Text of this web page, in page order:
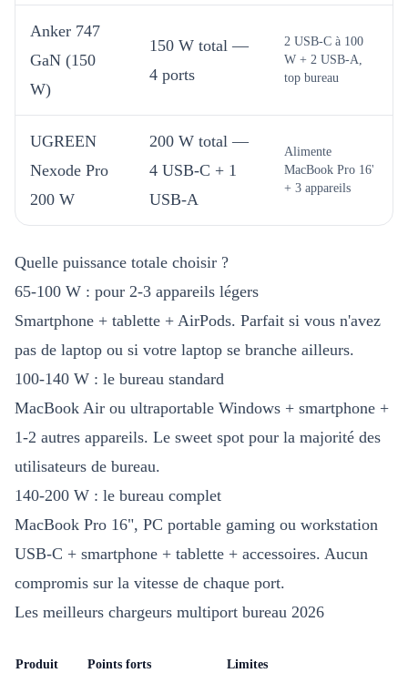
Anker 747
GaN (150
W)
150 W total —
4 ports
2 USB-C à 100
W + 2 USB-A,
top bureau
UGREEN
Nexode Pro
200 W
200 W total —
4 USB-C + 1
USB-A
Alimente
MacBook Pro 16'
+ 3 appareils
Quelle puissance totale choisir ?
65-100 W : pour 2-3 appareils légers
Smartphone + tablette + AirPods. Parfait si vous n'avez
pas de laptop ou si votre laptop se branche ailleurs.
100-140 W : le bureau standard
MacBook Air ou ultraportable Windows + smartphone +
1-2 autres appareils. Le sweet spot pour la majorité des
utilisateurs de bureau.
140-200 W : le bureau complet
MacBook Pro 16", PC portable gaming ou workstation
USB-C + smartphone + tablette + accessoires. Aucun
compromis sur la vitesse de chaque port.
Les meilleurs chargeurs multiport bureau 2026
Produit Points forts Limites